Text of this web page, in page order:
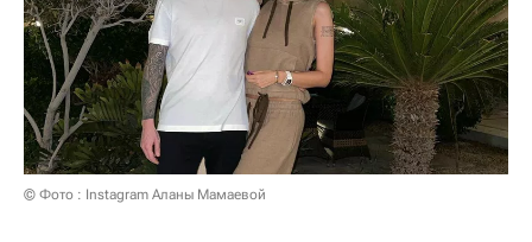
© Фото : Instagram Аланы Мамаевой